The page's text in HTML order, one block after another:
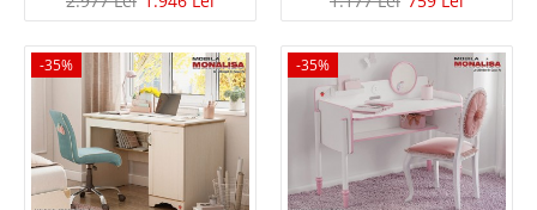
pentru camera copilului tau: birou rezistent si stabil independent New
City, pentru un aspect minimal..
Compara
1.426 Lei
Pret Redus 920 Lei
-35% -35%